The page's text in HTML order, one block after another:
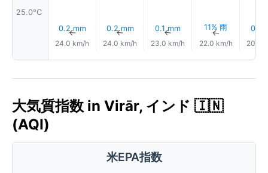
25.0°C
0.2 mm
↑
24.0 km/h
0.2 mm
↑
24.0 km/h
0.1 mm
↑
23.0 km/h
11% 雨
↑
22.0 km/h
0.1
20.0
大気質指数 in Virār, インド 🇮🇳
(AQI)
米EPA指数